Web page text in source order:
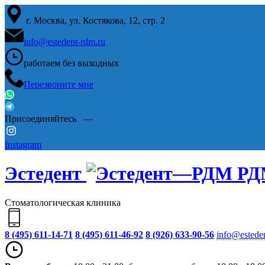
г. Москва, ул. Костякова, 12, стр. 2
info@estedent-rdm.ru
работаем без выходных
Перезвоните мне
Присоединяйтесь —
Instagram
Эстедент
Стоматологическая клиника
8 (495) 611-14-71 8 (495) 611-46-92 8 (926) 633-90-56